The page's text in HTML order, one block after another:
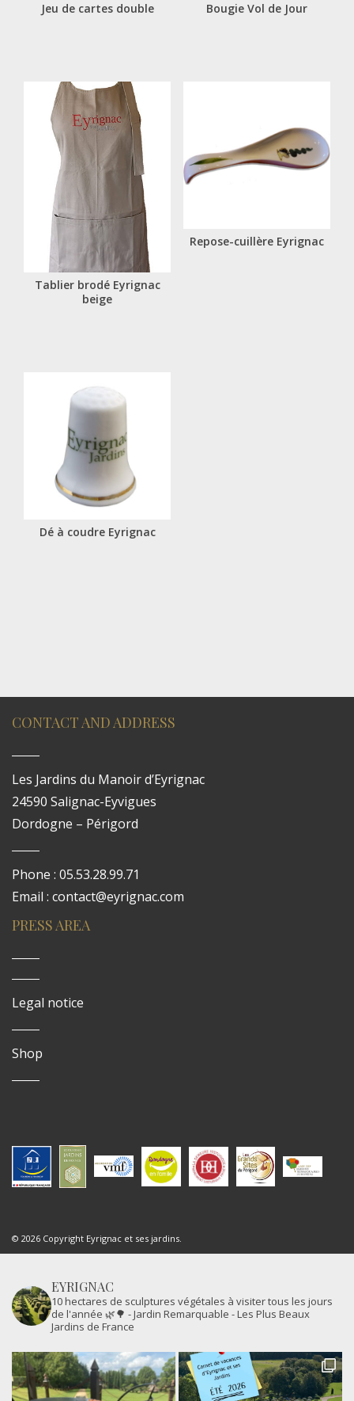
Jeu de cartes double Bougie Vol de Jour
Tablier brodé Eyrignac
beige
Repose-cuillère Eyrignac
Dé à coudre Eyrignac
CONTACT AND ADDRESS
Les Jardins du Manoir d’Eyrignac
24590 Salignac-Eyvigues
Dordogne – Périgord
Phone : 05.53.28.99.71
Email : contact@eyrignac.com
PRESS AREA
Legal notice
Shop
© 2026 Copyright Eyrignac et ses jardins.
EYRIGNAC
10 hectares de sculptures végétales à visiter tous les jours
de l'année 🌿🌳 - Jardin Remarquable - Les Plus Beaux
Jardins de France